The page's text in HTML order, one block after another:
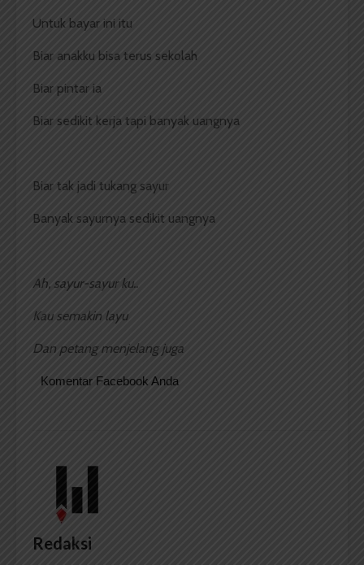
Untuk bayar ini itu
Biar anakku bisa terus sekolah
Biar pintar ia
Biar sedikit kerja tapi banyak uangnya
Biar tak jadi tukang sayur
Banyak sayurnya sedikit uangnya
Ah, sayur-sayur ku..
Kau semakin layu
Dan petang menjelang juga
Komentar Facebook Anda
Redaksi